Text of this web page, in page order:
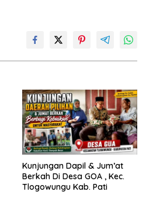
Kunjungan Dapil & Jum’at
Berkah Di Desa GOA , Kec.
Tlogowungu Kab. Pati